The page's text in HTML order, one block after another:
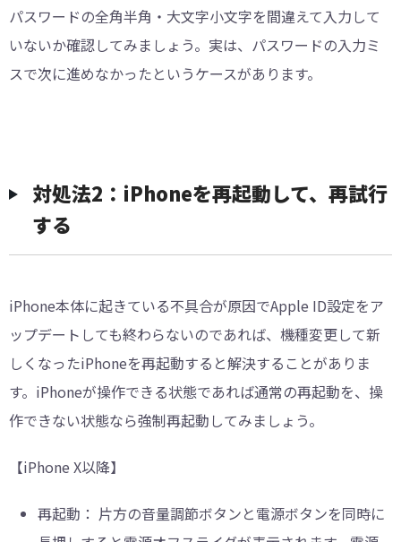
パスワードの全角半角・大文字小文字を間違えて入力して
いないか確認してみましょう。実は、パスワードの入力ミ
スで次に進めなかったというケースがあります。
対処法2：iPhoneを再起動して、再試行
する
iPhone本体に起きている不具合が原因でApple ID設定をア
ップデートしても終わらないのであれば、機種変更して新
しくなったiPhoneを再起動すると解決することがありま
す。iPhoneが操作できる状態であれば通常の再起動を、操
作できない状態なら強制再起動してみましょう。
【iPhone X以降】
再起動： 片方の音量調節ボタンと電源ボタンを同時に